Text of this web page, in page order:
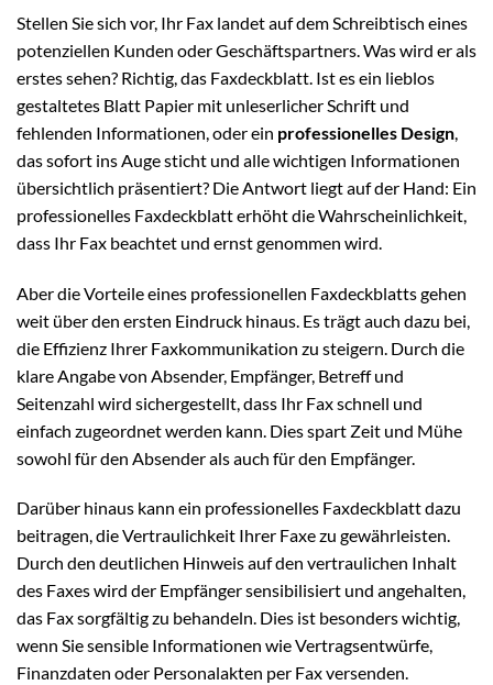
Stellen Sie sich vor, Ihr Fax landet auf dem Schreibtisch eines
potenziellen Kunden oder Geschäftspartners. Was wird er als
erstes sehen? Richtig, das Faxdeckblatt. Ist es ein lieblos
gestaltetes Blatt Papier mit unleserlicher Schrift und
fehlenden Informationen, oder ein professionelles Design,
das sofort ins Auge sticht und alle wichtigen Informationen
übersichtlich präsentiert? Die Antwort liegt auf der Hand: Ein
professionelles Faxdeckblatt erhöht die Wahrscheinlichkeit,
dass Ihr Fax beachtet und ernst genommen wird.
Aber die Vorteile eines professionellen Faxdeckblatts gehen
weit über den ersten Eindruck hinaus. Es trägt auch dazu bei,
die Effizienz Ihrer Faxkommunikation zu steigern. Durch die
klare Angabe von Absender, Empfänger, Betreff und
Seitenzahl wird sichergestellt, dass Ihr Fax schnell und
einfach zugeordnet werden kann. Dies spart Zeit und Mühe
sowohl für den Absender als auch für den Empfänger.
Darüber hinaus kann ein professionelles Faxdeckblatt dazu
beitragen, die Vertraulichkeit Ihrer Faxe zu gewährleisten.
Durch den deutlichen Hinweis auf den vertraulichen Inhalt
des Faxes wird der Empfänger sensibilisiert und angehalten,
das Fax sorgfältig zu behandeln. Dies ist besonders wichtig,
wenn Sie sensible Informationen wie Vertragsentwürfe,
Finanzdaten oder Personalakten per Fax versenden.